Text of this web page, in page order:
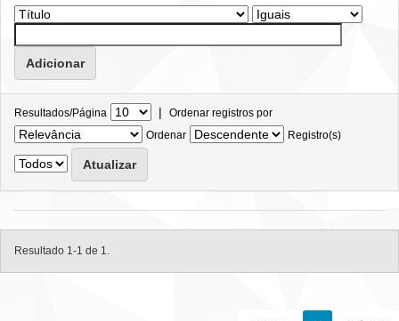
Resultados/Página | Ordenar registros por
Ordenar
Registro(s)
Resultado 1-1 de 1.